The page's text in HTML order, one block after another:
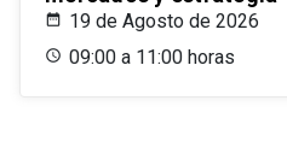
19 de Agosto de 2026
09:00 a 11:00 horas